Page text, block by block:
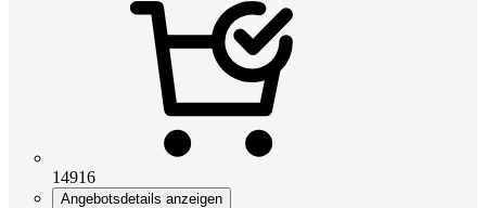
14916
Angebotsdetails anzeigen